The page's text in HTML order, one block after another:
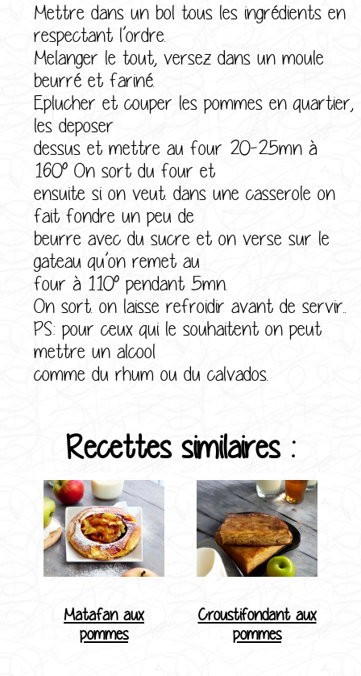
Mettre dans un bol tous les ingrédients en
respectant l’ordre.
Melanger le tout, versez dans un moule
beurré et fariné.
Eplucher et couper les pommes en quartier,
les deposer
dessus et mettre au four 20-25mn à
160° On sort du four et
ensuite si on veut. dans une casserole on
fait fondre un peu de
beurre avec du sucre et on verse sur le
gateau qu’on remet au
four à 110° pendant 5mn.
On sort. on laisse refroidir avant de servir..
PS: pour ceux qui le souhaitent on peut
mettre un alcool
comme du rhum ou du calvados.
Recettes similaires :
Matafan aux
pommes
Croustifondant aux
pommes